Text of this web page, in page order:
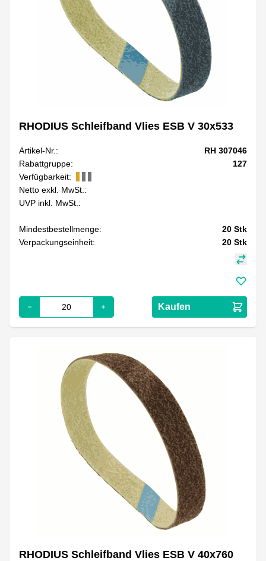
RHODIUS Schleifband Vlies ESB V 30x533
Artikel-Nr.:
RH 307046
Rabattgruppe:
127
Verfügbarkeit:
Netto exkl. MwSt.:
UVP inkl. MwSt.:
Mindestbestellmenge: 20 Stk
Verpackungseinheit:
20 Stk
Kaufen
RHODIUS Schleifband Vlies ESB V 40x760